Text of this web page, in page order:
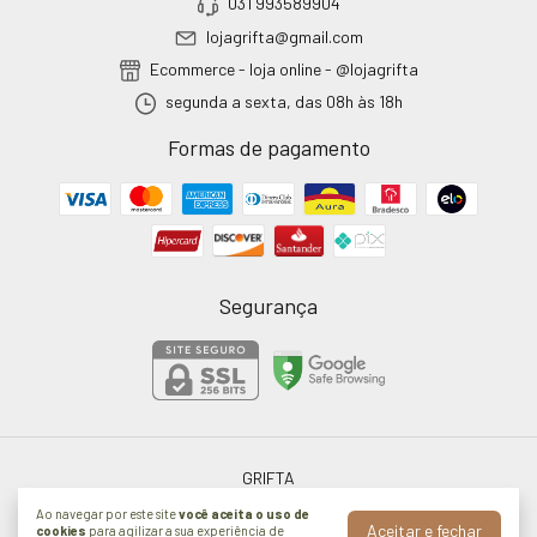
Ao navegar por este sitevocê aceita o uso de
cookies para agilizar a sua experiência de Aceitar e fechar
lojagrifta@gmail.com
Ecommerce - loja online - @lojagrifta
segunda a sexta, das 08h às 18h
Formas de pagamento
Segurança
GRIFTA